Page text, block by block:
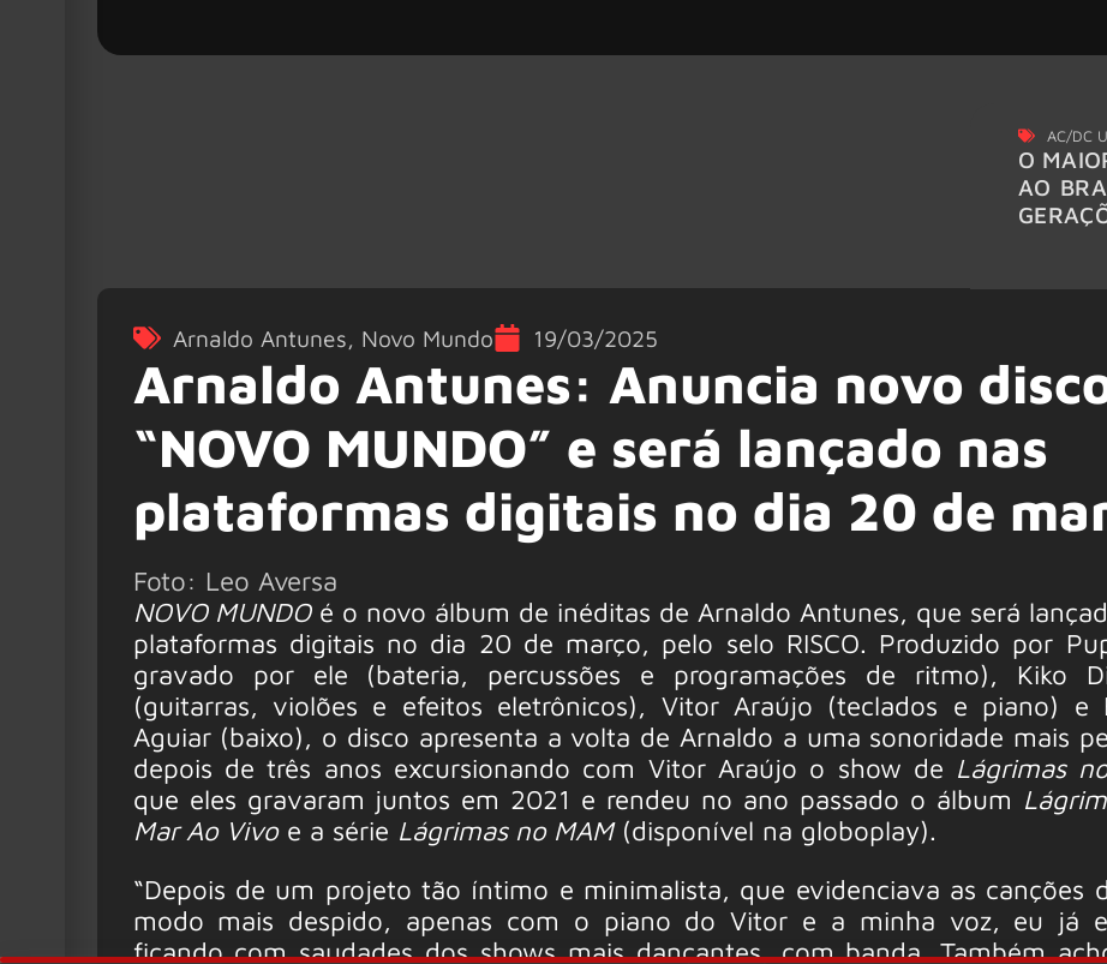
AC/DC
O
AO
Arnaldo Antunes, Novo Mundo 19/03/2025
Arnaldo Antunes: Anuncia novo
“NOVO MUNDO” e será lançado nas
plataformas digitais no dia 20 de
Foto: Leo Aversa
NOVO MUNDOé o novo álbum de inéditas de Arnaldo Antunes, que será
plataformas digitais no dia 20 de março, pelo selo RISCO. Produzido por
gravado por ele (bateria, percussões e programações de ritmo), Kiko
(guitarras, violões e efeitos eletrônicos), Vitor Araújo (teclados e piano) e
Aguiar (baixo), o disco apresenta a volta de Arnaldo a uma sonoridade mais
depois de três anos excursionando com Vitor Araújo o show de Lágrimas
que eles gravaram juntos em 2021 e rendeu no ano passado o álbum
Mar Ao Vivoe a série Lágrimas no MAM(disponível na globoplay).
“Depois de um projeto tão íntimo e minimalista, que evidenciava as canções
modo mais despido, apenas com o piano do Vitor e a minha voz, eu já
ficando com saudades dos shows mais dançantes, com banda. Também